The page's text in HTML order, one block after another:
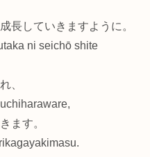
長していきますように。
ni seichō shite
、
ます。